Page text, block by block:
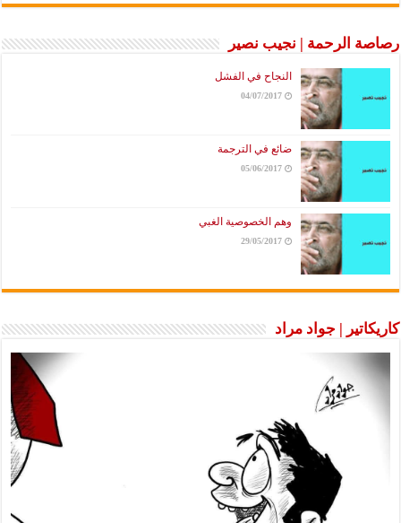
رصاصة الرحمة | نجيب نصير
النجاح في الفشل
04/07/2017
ضائع في الترجمة
05/06/2017
وهم الخصوصية الغبي
29/05/2017
كاريكاتير | جواد مراد